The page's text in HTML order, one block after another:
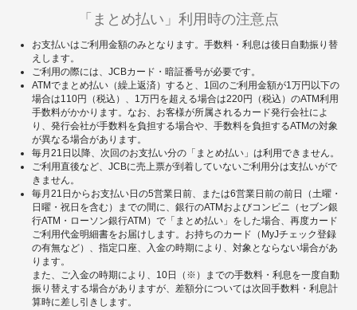
「まとめ払い」利用時の注意点
お支払いはご利用金額のみとなります。手数料・利息は後日自動振り替
えします。
ご利用の際には、JCBカード・暗証番号が必要です。
ATMでまとめ払い（繰上返済）すると、1回のご利用金額が1万円以下の
場合は110円（税込）、1万円を超える場合は220円（税込）のATM利用
手数料がかかります。なお、お客様が所属されるカード発行会社によ
り、発行会社が手数料を負担する場合や、手数料を負担するATMの対象
が異なる場合があります。
毎月21日以降、次回のお支払い分の「まとめ払い」は利用できません。
ご利用直後など、JCBに売上票が到着していないご利用分は支払いがで
きません。
毎月21日からお支払い日の5営業日前、または6営業日前の前日（土曜・
日曜・祝日を含む）までの間に、銀行のATMおよびコンビニ（セブン銀
行ATM・ローソン銀行ATM）で「まとめ払い」をした場合、再度カード
ご利用代金明細書をお届けします。お持ちのカード（MyJチェック登録
の有無など）、指定口座、入金の時期により、対象とならない場合があ
ります。
また、ご入金の時期により、10日（※）までの手数料・利息を一度自動
振り替えする場合がありますが、差額分については次回手数料・利息計
算時に差し引きします。